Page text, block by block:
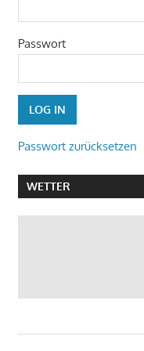
Passwort
Passwort zurücksetzen
WETTER